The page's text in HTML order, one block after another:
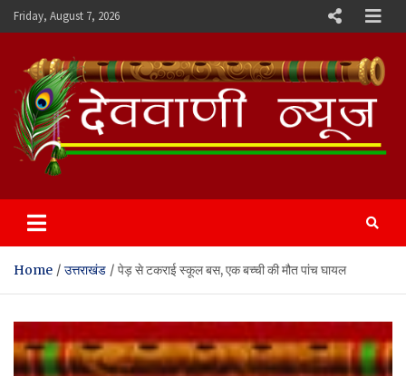
Skip
to
Friday, August 7, 2026
Devvani News Portal
Home उत्तराखंड पेड़ से टकराई स्कूल बस, एक बच्ची की मौत पांच घायल